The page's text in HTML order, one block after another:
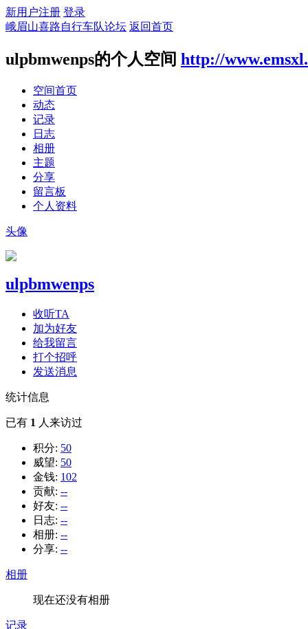
新用户注册 登录
峨眉山喜路自行车队论坛 返回首页
ulpbmwenps的个人空间 http://
空间首页
动态
记录
日志
相册
主题
分享
留言板
个人资料
头像
ulpbmwenps
收听TA
加为好友
给我留言
打个招呼
发送消息
统计信息
已有 1 人来访过
积分: 50
威望: 50
金钱: 102
贡献: --
好友: --
日志: --
相册: --
分享: --
相册
现在还没有相册
记录